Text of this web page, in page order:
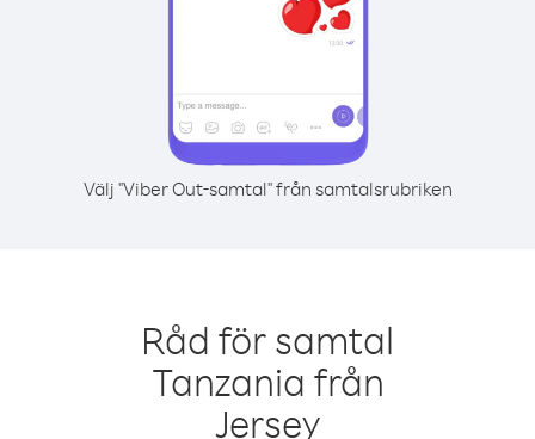
Välj "Viber Out-samtal" från samtalsrubriken
Råd för samtal
Tanzania från
Jersey